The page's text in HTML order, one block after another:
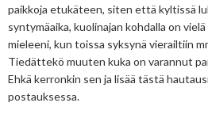
paikkoja etukäteen, siten että kyltissä
syntymäaika, kuolinajan kohdalla on
mieleeni, kun toissa syksynä vierailtiin
Tiedättekö muuten kuka on varannut
Ehkä kerronkin sen ja lisää tästä
postauksessa.